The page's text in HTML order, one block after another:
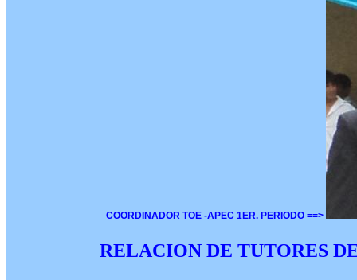
COORDINADOR TOE -APEC 1ER. PERIODO ==>
RELACION DE TUTORES